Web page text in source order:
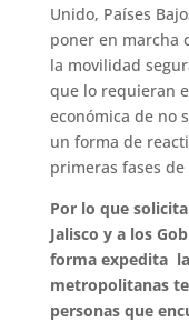
Unido, Países
poner en marcha
la movilidad
que lo requieran
económica de no
un forma de
primeras fases
Por lo que
Jalisco y a los
forma expedita
metropolitanas
personas que